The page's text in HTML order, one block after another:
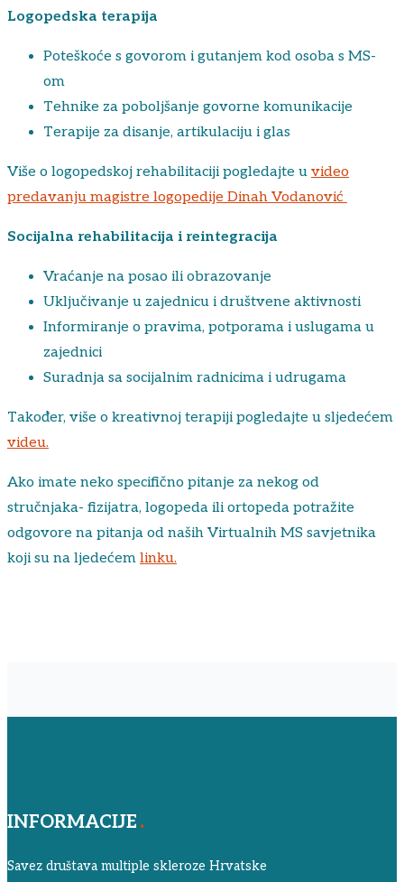
Logopedska terapija
Poteškoće s govorom i gutanjem kod osoba s MS-
om
Tehnike za poboljšanje govorne komunikacije
Terapije za disanje, artikulaciju i glas
Više o logopedskoj rehabilitaciji pogledajte u video
predavanju magistre logopedije Dinah Vodanović
Socijalna rehabilitacija i reintegracija
Vraćanje na posao ili obrazovanje
Uključivanje u zajednicu i društvene aktivnosti
Informiranje o pravima, potporama i uslugama u
zajednici
Suradnja sa socijalnim radnicima i udrugama
Također, više o kreativnoj terapiji pogledajte u sljedećem
videu.
Ako imate neko specifično pitanje za nekog od
stručnjaka- fizijatra, logopeda ili ortopeda potražite
odgovore na pitanja od naših Virtualnih MS savjetnika
koji su na ljedećem linku.
INFORMACIJE
Savez društava multiple skleroze Hrvatske